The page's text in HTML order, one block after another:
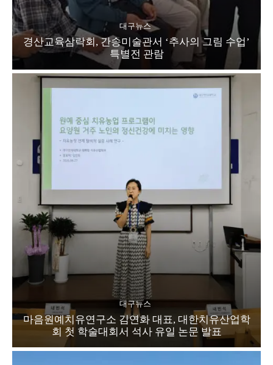
대구뉴스
경산교육삼락회, 간송미술관서 ‘추사의 그림 수업’
특별전 관람
대구뉴스
마음원예치유연구소 김연화 대표, 대한치유산업학
회 첫 학술대회서 석사 유일 논문 발표